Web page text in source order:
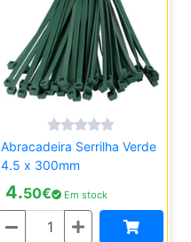
Abracadeira Serrilha Verde
4.5 x 300mm
4.50€ Em stock
Quantidade